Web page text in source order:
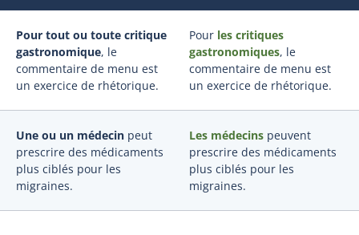
Pour tout ou toute critique
gastronomique, le
commentaire de menu est
un exercice de rhétorique.
Pour les critiques
gastronomiques, le
commentaire de menu est
un exercice de rhétorique.
Une ou un médecin peut
prescrire des médicaments
plus ciblés pour les
migraines.
Les médecins peuvent
prescrire des médicaments
plus ciblés pour les
migraines.